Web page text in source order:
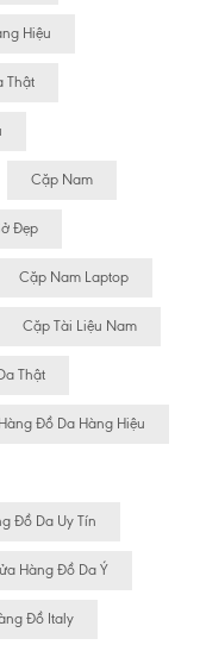
Hiệu
Thật
Cặp Nam
Đẹp
Cặp Nam Laptop
Cặp Tài Liệu Nam
Thật
Đồ Da Hàng Hiệu
Đồ Da Uy Tín
Hàng Đồ Da Ý
Đồ Italy